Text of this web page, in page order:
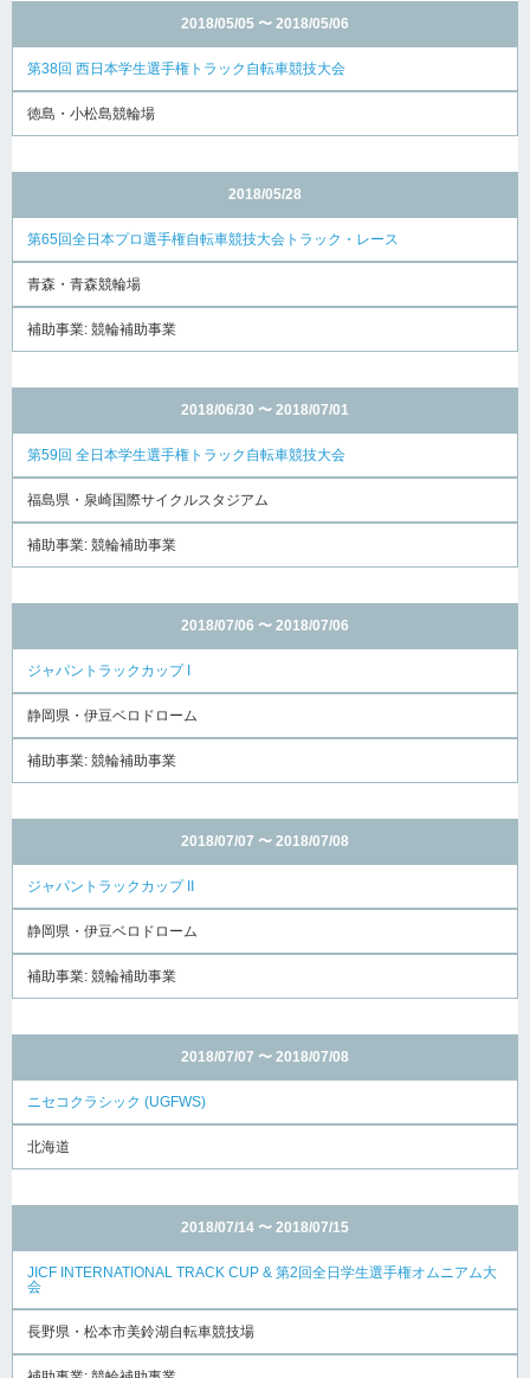
2018/05/05 〜 2018/05/06
第38回 西日本学生選手権トラック自転車競技大会
徳島・小松島競輪場
2018/05/28
第65回全日本プロ選手権自転車競技大会トラック・レース
青森・青森競輪場
補助事業: 競輪補助事業
2018/06/30 〜 2018/07/01
第59回 全日本学生選手権トラック自転車競技大会
福島県・泉崎国際サイクルスタジアム
補助事業: 競輪補助事業
2018/07/06 〜 2018/07/06
ジャパントラックカップ I
静岡県・伊豆ベロドローム
補助事業: 競輪補助事業
2018/07/07 〜 2018/07/08
ジャパントラックカップ II
静岡県・伊豆ベロドローム
補助事業: 競輪補助事業
2018/07/07 〜 2018/07/08
ニセコクラシック (UGFWS)
北海道
2018/07/14 〜 2018/07/15
JICF INTERNATIONAL TRACK CUP & 第2回全日学生選手権オムニアム大
会
長野県・松本市美鈴湖自転車競技場